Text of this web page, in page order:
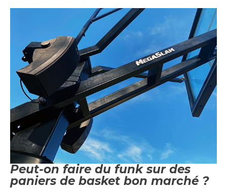
Peut-on faire du funk sur des
paniers de basket bon marché ?